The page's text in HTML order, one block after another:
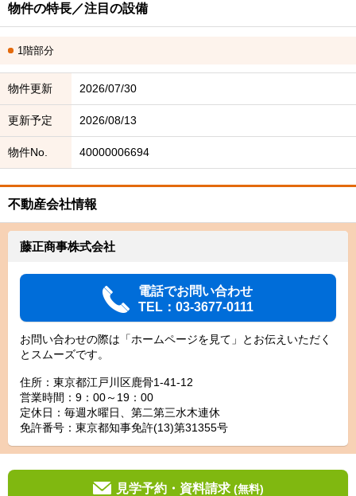
物件の特長／注目の設備
1階部分
物件更新 2026/07/30
更新予定 2026/08/13
物件No. 40000006694
不動産会社情報
藤正商事株式会社
電話でお問い合わせ
TEL：03-3677-0111
お問い合わせの際は「ホームページを見て」とお伝えいただく
とスムーズです。
住所：東京都江戸川区鹿骨1-41-12
営業時間：9：00～19：00
定休日：毎週水曜日、第二第三水木連休
免許番号：東京都知事免許(13)第31355号
見学予約・資料請求 (無料)